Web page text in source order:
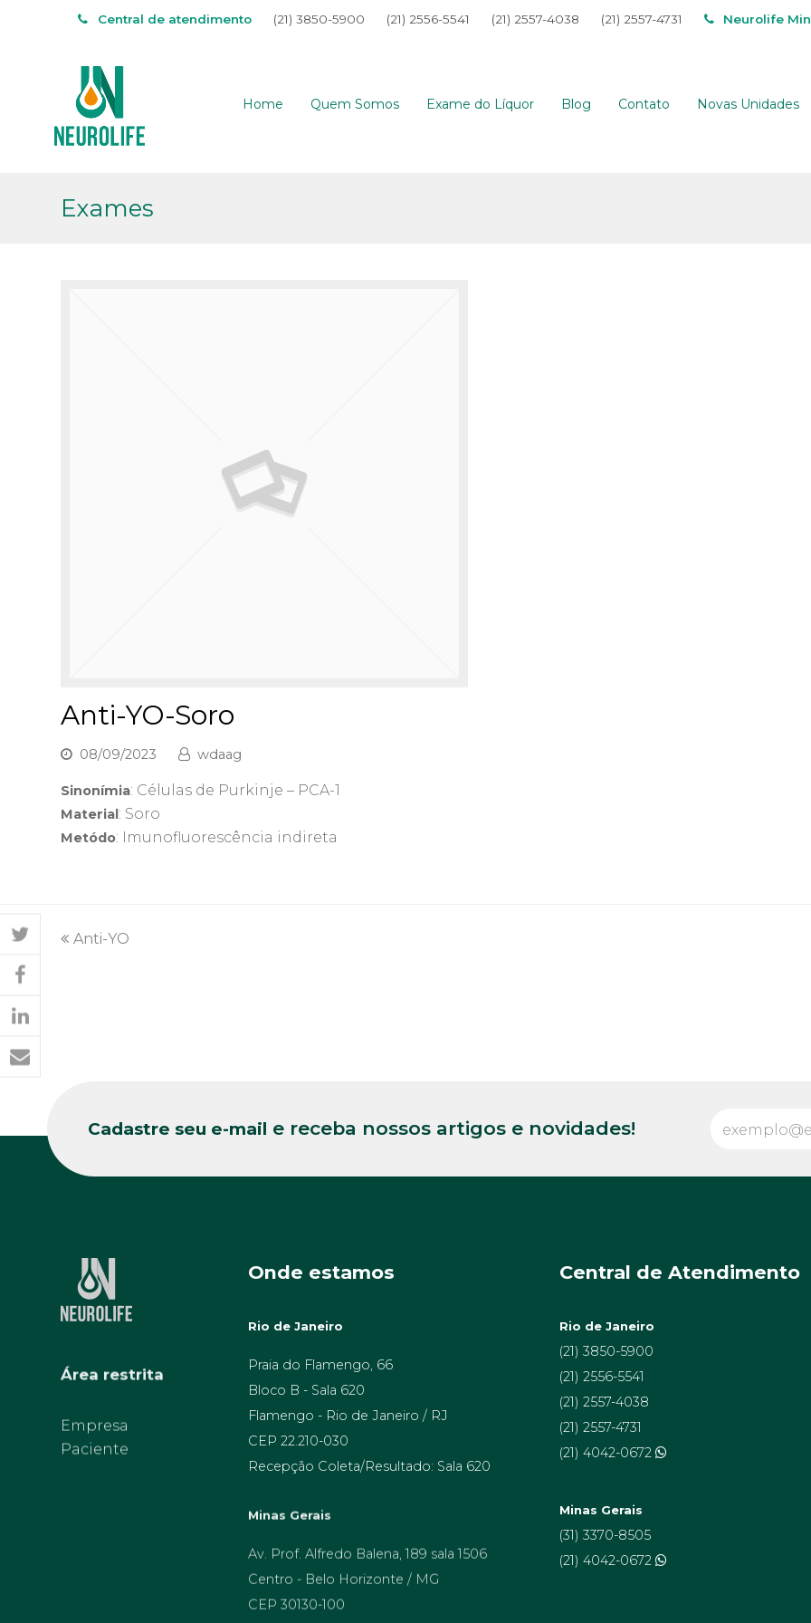
Central de atendimento (21) 3850-5900 (21) 2556-5541 (21) 2557-4038 (21) 2557-4731 Neurolife
Home Quem Somos Exame do Líquor Blog Contato Novas Unidades
Exames
Anti-YO-Soro
08/09/2023 wdaag
Sinonímia: Células de Purkinje – PCA-1
Material: Soro
Metódo: Imunofluorescência indireta
previous
Anti-YO
Cadastre seu e-mail e receba nossos artigos e novidades!
Área restrita
Empresa
Paciente
Onde estamos
Rio de Janeiro
Praia do Flamengo, 66
Bloco B - Sala 620
Flamengo - Rio de Janeiro / RJ
CEP 22.210-030
Recepção Coleta/Resultado: Sala 620
Av. Prof. Alfredo Balena, 189 sala 1506
Centro - Belo Horizonte / MG
CEP 30130-100
Central de Atendimento
Rio de Janeiro
(21) 3850-5900
(21) 2556-5541
(21) 2557-4038
(21) 2557-4731
(21) 4042-0672
Minas Gerais
(31) 3370-8505
(21) 4042-0672